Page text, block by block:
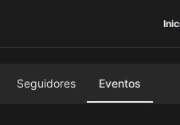
Seguidores Eventos